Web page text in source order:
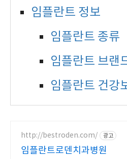
임플란트 정보
임플란트 종류
임플란트 브랜
임플란트 건강
http://bestroden.com/ 광고
임플란트로덴치과병원